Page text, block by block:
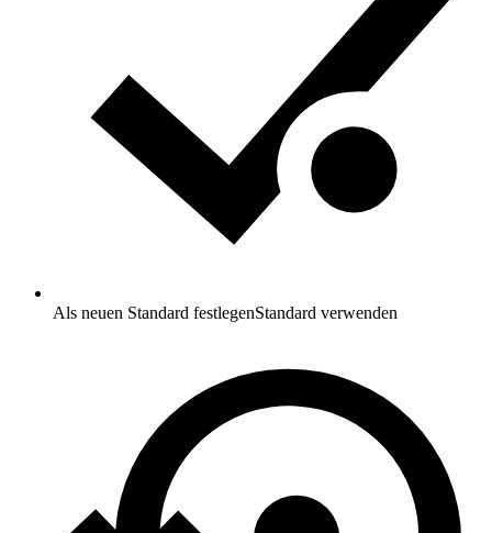
Als neuen Standard festlegenStandard verwenden